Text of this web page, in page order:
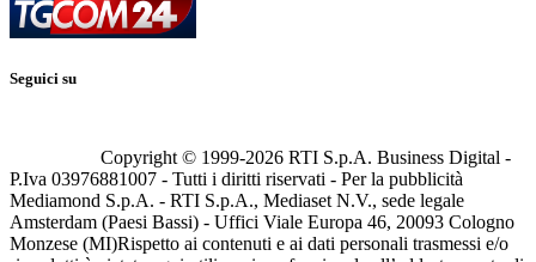
Seguici su
Copyright © 1999-2026 RTI S.p.A. Business Digital -
P.Iva 03976881007 - Tutti i diritti riservati - Per la pubblicità
Mediamond S.p.A. - RTI S.p.A., Mediaset N.V., sede legale
Amsterdam (Paesi Bassi) - Uffici Viale Europa 46, 20093 Cologno
Monzese (MI)Rispetto ai contenuti e ai dati personali trasmessi e/o